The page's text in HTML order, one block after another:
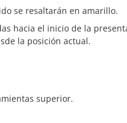
se resaltarán en amarillo.
hacia el inicio de la
la posición actual.
superior.